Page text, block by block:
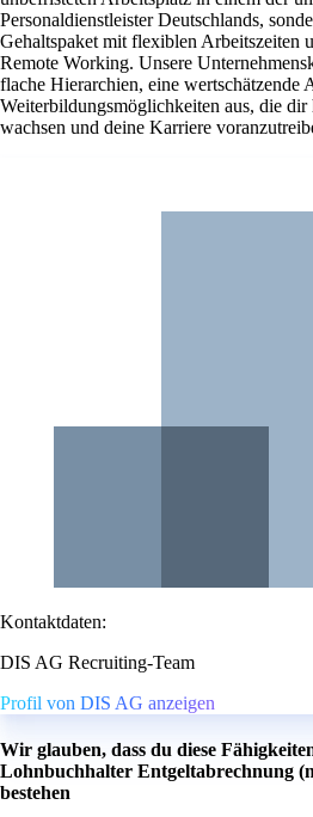
Personaldienstleister Deutschlands,
Gehaltspaket mit flexiblen Arbeitszeiten
Remote Working. Unsere
flache Hierarchien, eine wertschätzende
Weiterbildungsmöglichkeiten aus, die dir
wachsen und deine Karriere
Kontaktdaten:
DIS AG Recruiting-Team
Profil von DIS AG anzeigen
Wir glauben, dass du diese
Lohnbuchhalter Entgeltabrechnung
bestehen